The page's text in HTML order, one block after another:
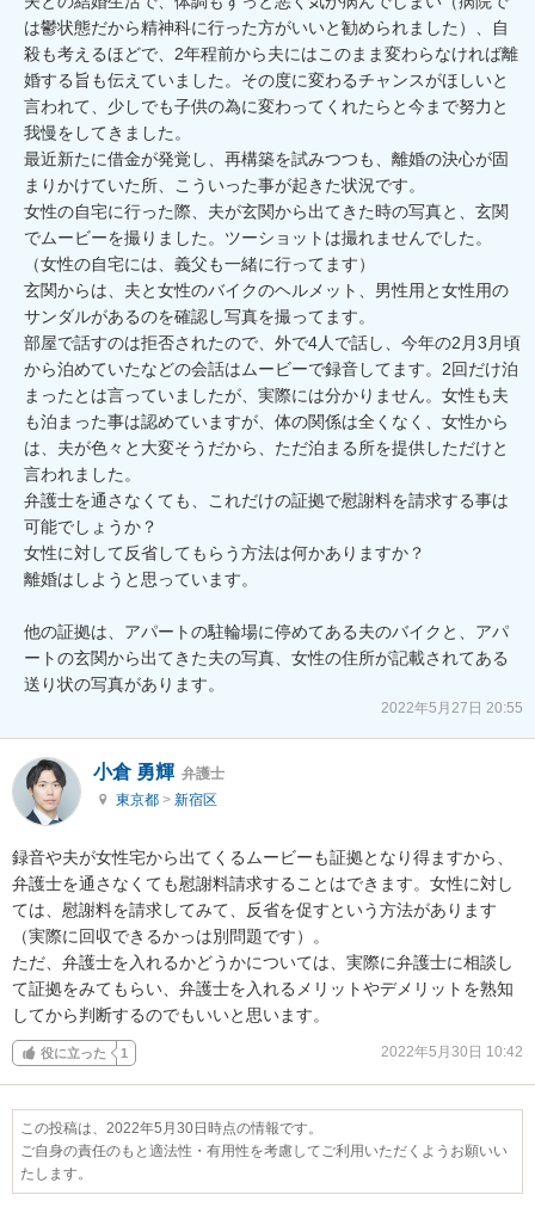
は鬱状態だから精神科に行った方がいいと勧められました）、自
殺も考えるほどで、2年程前から夫にはこのまま変わらなければ離
婚する旨も伝えていました。その度に変わるチャンスがほしいと
言われて、少しでも子供の為に変わってくれたらと今まで努力と
我慢をしてきました。
最近新たに借金が発覚し、再構築を試みつつも、離婚の決心が固
まりかけていた所、こういった事が起きた状況です。
女性の自宅に行った際、夫が玄関から出てきた時の写真と、玄関
でムービーを撮りました。ツーショットは撮れませんでした。
（女性の自宅には、義父も一緒に行ってます）
玄関からは、夫と女性のバイクのヘルメット、男性用と女性用の
サンダルがあるのを確認し写真を撮ってます。
部屋で話すのは拒否されたので、外で4人で話し、今年の2月3月頃
から泊めていたなどの会話はムービーで録音してます。2回だけ泊
まったとは言っていましたが、実際には分かりません。女性も夫
も泊まった事は認めていますが、体の関係は全くなく、女性から
は、夫が色々と大変そうだから、ただ泊まる所を提供しただけと
言われました。
弁護士を通さなくても、これだけの証拠で慰謝料を請求する事は
可能でしょうか？
女性に対して反省してもらう方法は何かありますか？
離婚はしようと思っています。
他の証拠は、アパートの駐輪場に停めてある夫のバイクと、アパ
ートの玄関から出てきた夫の写真、女性の住所が記載されてある
送り状の写真があります。
2022年5月27日 20:55
小倉 勇輝 弁護士
東京都 > 新宿区
録音や夫が女性宅から出てくるムービーも証拠となり得ますから、
弁護士を通さなくても慰謝料請求することはできます。女性に対し
ては、慰謝料を請求してみて、反省を促すという方法があります
（実際に回収できるかっは別問題です）。
ただ、弁護士を入れるかどうかについては、実際に弁護士に相談し
て証拠をみてもらい、弁護士を入れるメリットやデメリットを熟知
してから判断するのでもいいと思います。
役に立った 1 2022年5月30日 10:42
この投稿は、2022年5月30日時点の情報です。
ご自身の責任のもと適法性・有用性を考慮してご利用いただくようお願いい
たします。